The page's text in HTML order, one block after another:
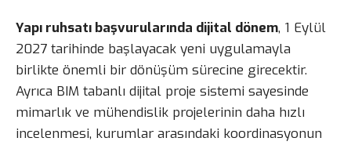
Yapı ruhsatı başvurularında dijital dönem, 1 Eylül
2027 tarihinde başlayacak yeni uygulamayla
birlikte önemli bir dönüşüm sürecine girecektir.
Ayrıca BIM tabanlı dijital proje sistemi sayesinde
mimarlık ve mühendislik projelerinin daha hızlı
incelenmesi, kurumlar arasındaki koordinasyonun